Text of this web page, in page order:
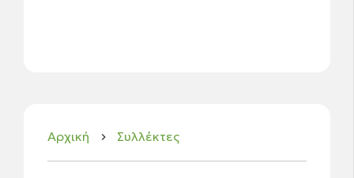
Αρχική keyboard_arrow_right Συλλέκτες